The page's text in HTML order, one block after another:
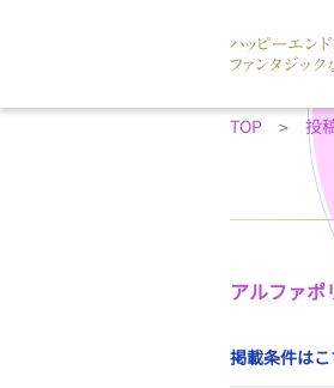
TOP 投
アルファポ
掲載条件はこ